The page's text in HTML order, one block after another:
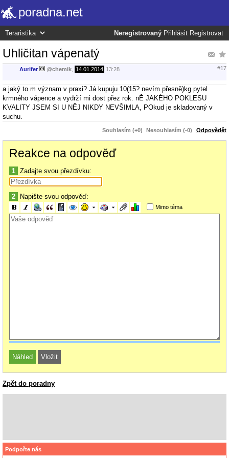
poradna.net
Neregistrovaný Přihlásit Registrovat
Uhličitan vápenatý
Aurifer @chemik 14.01.2014 13:28 #17
a jaký to m význam v praxi? Já kupuju 10(15? nevím přesně)kg pytel
krmného vápence a vydrží mi dost přez rok. nĚ JAKÉHO POKLESU
KVALITY JSEM SI U NĚJ NIKDY NEVŠIMLA, POkud je skladovaný v
suchu.
Souhlasím (+0) Nesouhlasím (-0) Odpovědět
Reakce na odpověď
1 Zadajte svou přezdívku:
2 Napište svou odpověď:
Mimo téma
Zpět do poradny
Podpořte nás